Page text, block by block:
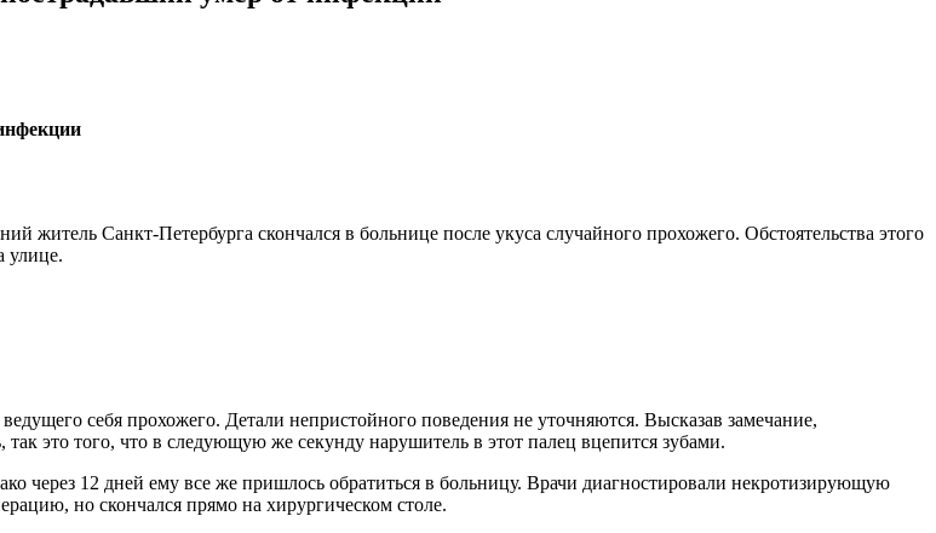
житель Санкт-Петербурга скончался в больнице после укуса случайного прохожего. Обстоятельства этого
улице.
себя прохожего. Детали непристойного поведения не уточняются. Высказав замечание,
это того, что в следующую же секунду нарушитель в этот палец вцепится зубами.
через 12 дней ему все же пришлось обратиться в больницу. Врачи диагностировали некротизирующую
но скончался прямо на хирургическом столе.